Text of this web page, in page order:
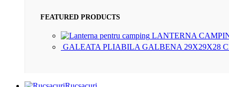
FEATURED PRODUCTS
LANTERNA
GALEATA PLIABILA GALBENA 29X29X28